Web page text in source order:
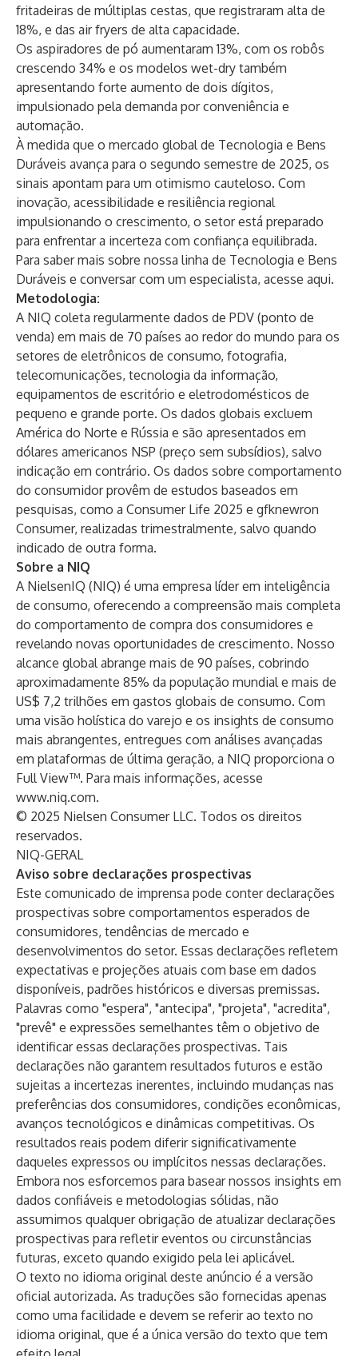
fritadeiras de múltiplas cestas, que registraram alta de
18%, e das air fryers de alta capacidade.
Os aspiradores de pó aumentaram 13%, com os robôs
crescendo 34% e os modelos wet-dry também
apresentando forte aumento de dois dígitos,
impulsionado pela demanda por conveniência e
automação.
À medida que o mercado global de Tecnologia e Bens
Duráveis avança para o segundo semestre de 2025, os
sinais apontam para um otimismo cauteloso. Com
inovação, acessibilidade e resiliência regional
impulsionando o crescimento, o setor está preparado
para enfrentar a incerteza com confiança equilibrada.
Para saber mais sobre nossa linha de Tecnologia e Bens
Duráveis e conversar com um especialista, acesse aqui.
Metodologia:
A NIQ coleta regularmente dados de PDV (ponto de
venda) em mais de 70 países ao redor do mundo para os
setores de eletrônicos de consumo, fotografia,
telecomunicações, tecnologia da informação,
equipamentos de escritório e eletrodomésticos de
pequeno e grande porte. Os dados globais excluem
América do Norte e Rússia e são apresentados em
dólares americanos NSP (preço sem subsídios), salvo
indicação em contrário. Os dados sobre comportamento
do consumidor provêm de estudos baseados em
pesquisas, como a Consumer Life 2025 e gfknewron
Consumer, realizadas trimestralmente, salvo quando
indicado de outra forma.
Sobre a NIQ
A NielsenIQ (NIQ) é uma empresa líder em inteligência
de consumo, oferecendo a compreensão mais completa
do comportamento de compra dos consumidores e
revelando novas oportunidades de crescimento. Nosso
alcance global abrange mais de 90 países, cobrindo
aproximadamente 85% da população mundial e mais de
US$ 7,2 trilhões em gastos globais de consumo. Com
uma visão holística do varejo e os insights de consumo
mais abrangentes, entregues com análises avançadas
em plataformas de última geração, a NIQ proporciona o
Full View™. Para mais informações, acesse
www.niq.com.
© 2025 Nielsen Consumer LLC. Todos os direitos
reservados.
NIQ-GERAL
Aviso sobre declarações prospectivas
Este comunicado de imprensa pode conter declarações
prospectivas sobre comportamentos esperados de
consumidores, tendências de mercado e
desenvolvimentos do setor. Essas declarações refletem
expectativas e projeções atuais com base em dados
disponíveis, padrões históricos e diversas premissas.
Palavras como "espera", "antecipa", "projeta", "acredita",
"prevê" e expressões semelhantes têm o objetivo de
identificar essas declarações prospectivas. Tais
declarações não garantem resultados futuros e estão
sujeitas a incertezas inerentes, incluindo mudanças nas
preferências dos consumidores, condições econômicas,
avanços tecnológicos e dinâmicas competitivas. Os
resultados reais podem diferir significativamente
daqueles expressos ou implícitos nessas declarações.
Embora nos esforcemos para basear nossos insights em
dados confiáveis e metodologias sólidas, não
assumimos qualquer obrigação de atualizar declarações
prospectivas para refletir eventos ou circunstâncias
futuras, exceto quando exigido pela lei aplicável.
O texto no idioma original deste anúncio é a versão
oficial autorizada. As traduções são fornecidas apenas
como uma facilidade e devem se referir ao texto no
idioma original, que é a única versão do texto que tem